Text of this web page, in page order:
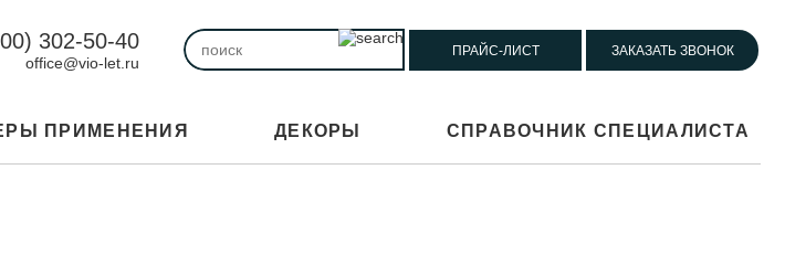
302-50-40
office@vio-let.ru
ПРАЙС-ЛИСТ ЗАКАЗАТЬ ЗВОНОК
ПРИМЕНЕНИЯ ДЕКОРЫ СПРАВОЧНИК СПЕЦИАЛИСТА